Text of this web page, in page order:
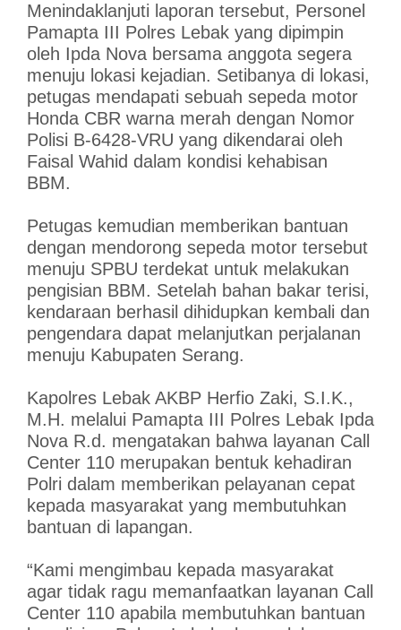
Menindaklanjuti laporan tersebut, Personel
Pamapta III Polres Lebak yang dipimpin
oleh Ipda Nova bersama anggota segera
menuju lokasi kejadian. Setibanya di lokasi,
petugas mendapati sebuah sepeda motor
Honda CBR warna merah dengan Nomor
Polisi B-6428-VRU yang dikendarai oleh
Faisal Wahid dalam kondisi kehabisan
BBM.
Petugas kemudian memberikan bantuan
dengan mendorong sepeda motor tersebut
menuju SPBU terdekat untuk melakukan
pengisian BBM. Setelah bahan bakar terisi,
kendaraan berhasil dihidupkan kembali dan
pengendara dapat melanjutkan perjalanan
menuju Kabupaten Serang.
Kapolres Lebak AKBP Herfio Zaki, S.I.K.,
M.H. melalui Pamapta III Polres Lebak Ipda
Nova R.d. mengatakan bahwa layanan Call
Center 110 merupakan bentuk kehadiran
Polri dalam memberikan pelayanan cepat
kepada masyarakat yang membutuhkan
bantuan di lapangan.
“Kami mengimbau kepada masyarakat
agar tidak ragu memanfaatkan layanan Call
Center 110 apabila membutuhkan bantuan